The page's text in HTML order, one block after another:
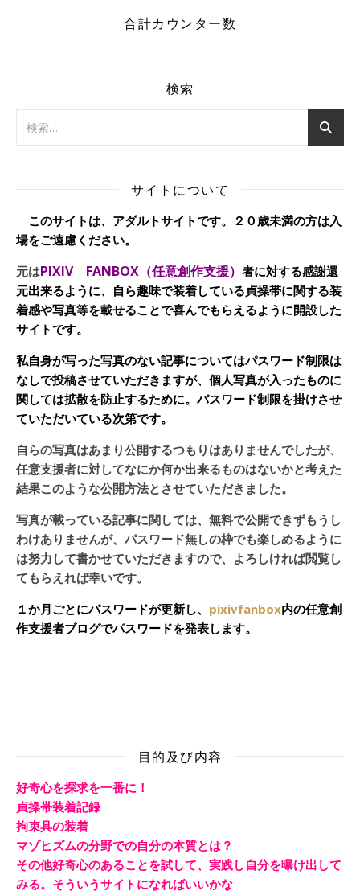
合計カウンター数
検索
サイトについて
このサイトは、アダルトサイトです。２０歳未満の方は入
場をご遠慮ください。
元はPIXIV FANBOX（任意創作支援） 者に対する感謝還
元出来るように、自ら趣味で装着している貞操帯に関する装
着感や写真等を載せることで喜んでもらえるように開設した
サイトです。
私自身が写った写真のない記事についてはパスワード制限は
なしで投稿させていただきますが、個人写真が入ったものに
関しては拡散を防止するために。パスワード制限を掛けさせ
ていただいている次第です。
自らの写真はあまり公開するつもりはありませんでしたが、
任意支援者に対してなにか何か出来るものはないかと考えた
結果このような公開方法とさせていただきました。
写真が載っている記事に関しては、無料で公開できずもうし
わけありませんが、パスワード無しの枠でも楽しめるように
は努力して書かせていただきますので、よろしければ閲覧し
てもらえれば幸いです。
１か月ごとにパスワードが更新し、 pixivfanbox内の任意創
作支援者ブログでパスワードを発表します。
目的及び内容
好奇心を探求を一番に！
貞操帯装着記録
拘束具の装着
マゾヒズムの分野での自分の本質とは？
その他好奇心のあることを試して、実践し自分を曝け出して
みる。そういうサイトになればいいかな